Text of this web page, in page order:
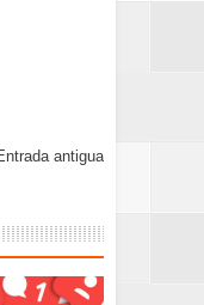
antigua